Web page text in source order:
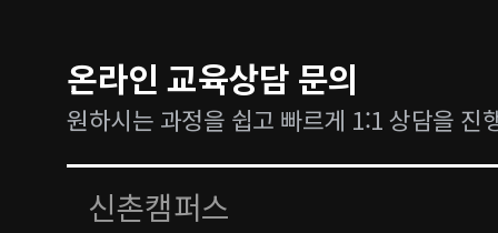
온라인 교육상담 문의
원하시는 과정을 쉽고 빠르게 1:1 상담을 진